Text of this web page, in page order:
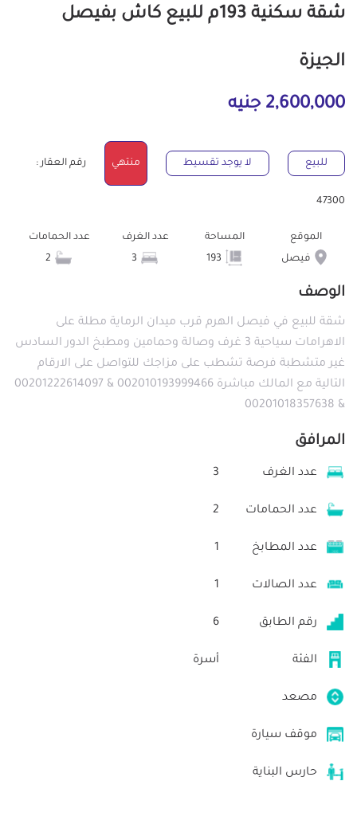
شقة سكنية 193م للبيع كاش بفيصل
الجيزة
2,600,000 جنيه
للبيع لا يوجد تقسيط منتهي رقم العقار :
47300
الموقع
فيصل
المساحة
عدد الغرف
عدد الحمامات
الوصف
شقة للبيع في فيصل الهرم قرب ميدان الرماية مطلة على
الاهرامات سياحية 3 غرف وصالة وحمامين ومطبخ الدور السادس
غير متشطبة فرصة تشطب على مزاجك للتواصل على الارقام
التالية مع المالك مباشرة 002010193999466 & 00201222614097
& 00201018357638
المرافق
عدد الغرف 3
عدد الحمامات 2
عدد المطابخ 1
عدد الصالات 1
رقم الطابق 6
الفئة أسرة
مصعد
موقف سيارة
حارس البناية